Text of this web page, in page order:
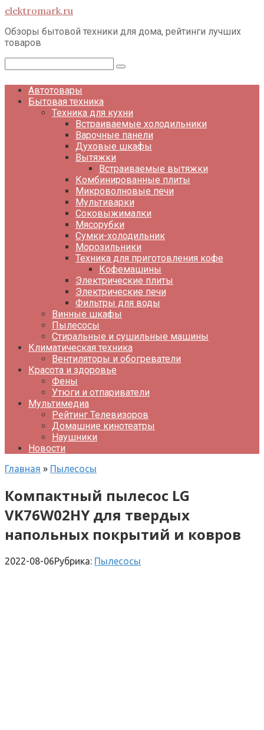
Перейти
контенту
elektromark.ru
Обзоры бытовой техники для дома, рейтинги лучших
товаров
Автотовары
Бытовая техника
Техника для кухни
Встраиваемые холодильники
Варочные панели
Духовые шкафы
Вытяжки
Встраиваемые вытяжки
Комбинированные плиты
Микроволновые печи
Мультиварки
Соковыжималки
Мясорубки
Сумки-холодильник
Морозильники
Техника для приготовления кофе
Кофемашины
Электрические плиты
Электрические печи
Фильтры для воды
Винные шкафы
Пылесосы
Стиральные и сушильные машины
Климатическая техника
Вентиляторы и обогреватели
Красота и здоровье
Фены
Утюги и отпариватели
Мультимедиа
Рейтинг Телевизоров
Домашние кинотеатры
Наушники
Новости
Главная » Пылесосы
Компактный пылесос LG
VK76W02HY для твердых
напольных покрытий и ковров
2022-08-06Рубрика: Пылесосы